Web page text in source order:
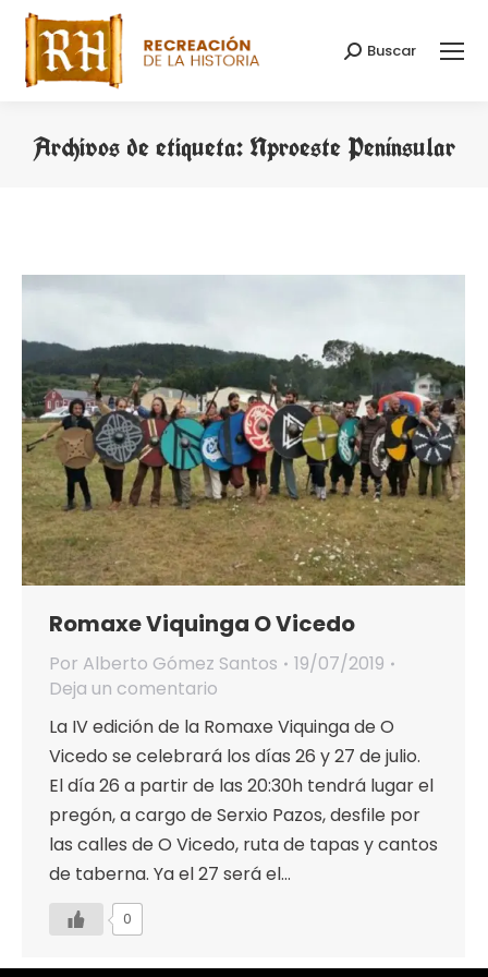
Buscar:
Buscar
Archivos de etiqueta: Nproeste Penínsular
Romaxe Viquinga O Vicedo
Por Alberto Gómez Santos
19/07/2019
Deja un comentario
La IV edición de la Romaxe Viquinga de O
Vicedo se celebrará los días 26 y 27 de julio.
El día 26 a partir de las 20:30h tendrá lugar el
pregón, a cargo de Serxio Pazos, desfile por
las calles de O Vicedo, ruta de tapas y cantos
de taberna. Ya el 27 será el…
0